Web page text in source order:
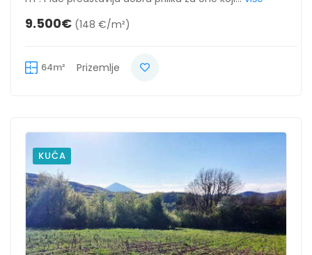
9.500€ (148 €/m²)
64m² Prizemlje
KUĆA